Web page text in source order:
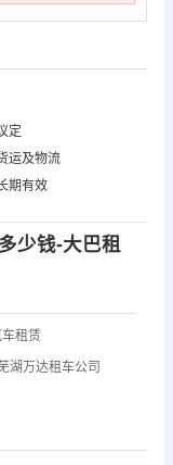
定
运及物流
期有效
少钱-大巴租
租赁
湖万达租车公司